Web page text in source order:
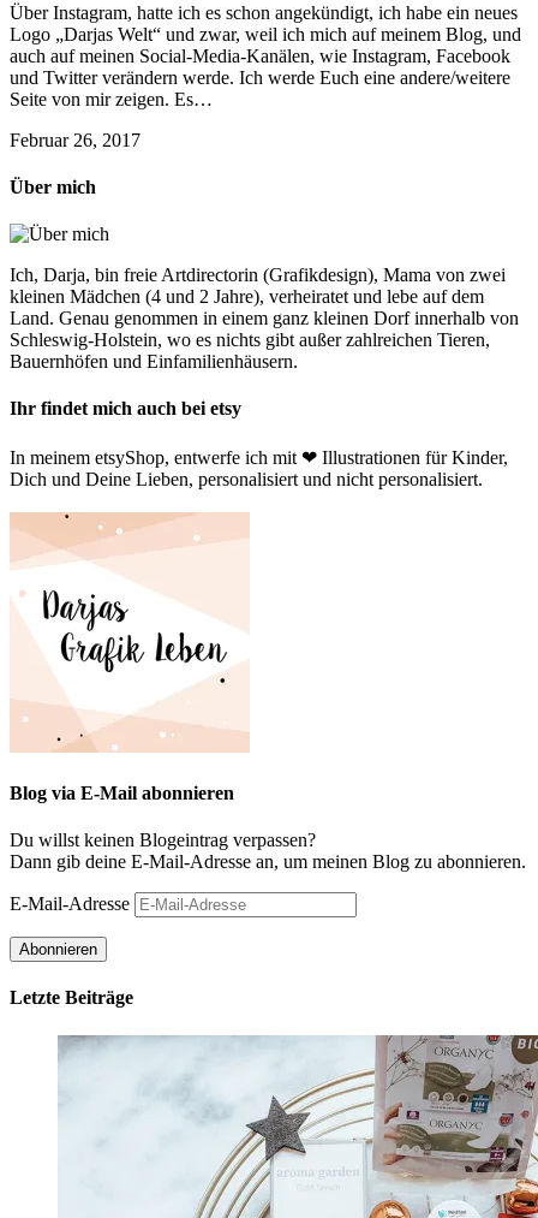
Über Instagram, hatte ich es schon angekündigt, ich habe ein neues
Logo „Darjas Welt“ und zwar, weil ich mich auf meinem Blog, und
auch auf meinen Social-Media-Kanälen, wie Instagram, Facebook
und Twitter verändern werde. Ich werde Euch eine andere/weitere
Seite von mir zeigen. Es…
Februar 26, 2017
Über mich
Ich, Darja, bin freie Artdirectorin (Grafikdesign), Mama von zwei
kleinen Mädchen (4 und 2 Jahre), verheiratet und lebe auf dem
Land. Genau genommen in einem ganz kleinen Dorf innerhalb von
Schleswig-Holstein, wo es nichts gibt außer zahlreichen Tieren,
Bauernhöfen und Einfamilienhäusern.
Ihr findet mich auch bei etsy
In meinem etsyShop, entwerfe ich mit ❤ Illustrationen für Kinder,
Dich und Deine Lieben, personalisiert und nicht personalisiert.
Blog via E-Mail abonnieren
Du willst keinen Blogeintrag verpassen?
Dann gib deine E-Mail-Adresse an, um meinen Blog zu abonnieren.
E-Mail-Adresse
Abonnieren
Letzte Beiträge